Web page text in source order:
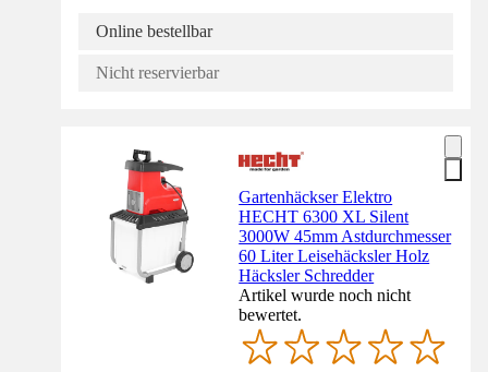
Online bestellbar
Nicht reservierbar
Gartenhäckser Elektro
HECHT 6300 XL Silent
3000W 45mm Astdurchmesser
60 Liter Leisehäcksler Holz
Häcksler Schredder
Artikel wurde noch nicht
bewertet.